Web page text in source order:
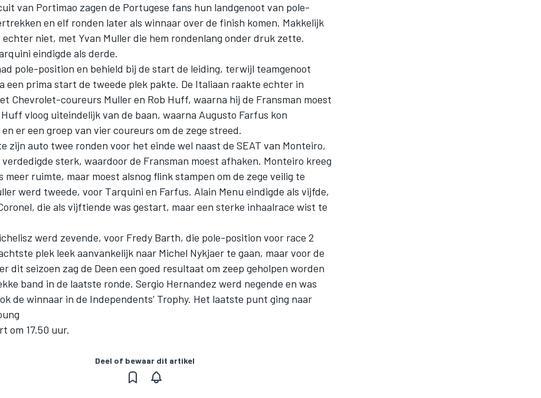
van Portimao zagen de Portugese fans hun landgenoot van pole-
en elf ronden later als winnaar over de finish komen. Makkelijk
echter niet, met Yvan Muller die hem rondenlang onder druk zette.
eindigde als derde.
pole-position en behield bij de start de leiding, terwijl teamgenoot
een prima start de tweede plek pakte. De Italiaan raakte echter in
Chevrolet-coureurs Muller en Rob Huff, waarna hij de Fransman moest
vloog uiteindelijk van de baan, waarna Augusto Farfus kon
er een groep van vier coureurs om de zege streed.
zijn auto twee ronden voor het einde wel naast de SEAT van Monteiro,
verdedigde sterk, waardoor de Fransman moest afhaken. Monteiro kreeg
meer ruimte, maar moest alsnog flink stampen om de zege veilig te
werd tweede, voor Tarquini en Farfus. Alain Menu eindigde als vijfde,
die als vijftiende was gestart, maar een sterke inhaalrace wist te
werd zevende, voor Fredy Barth, die pole-position voor race 2
plek leek aanvankelijk naar Michel Nykjaer te gaan, maar voor de
dit seizoen zag de Deen een goed resultaat om zeep geholpen worden
band in de laatste ronde. Sergio Hernandez werd negende en was
de winnaar in de Independents’ Trophy. Het laatste punt ging naar
om 17.50 uur.
Deel of bewaar dit artikel